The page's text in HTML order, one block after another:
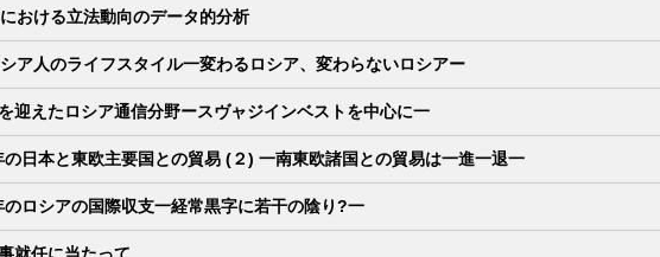
おける立法動向のデータ的分析
ア人のライフスタイル一変わるロシア、変わらないロシアー
迎えたロシア通信分野ースヴャジインベストを中心に一
の日本と東欧主要国との貿易 (２) 一南東欧諸国との貿易は一進一退一
のロシアの国際収支一経常黒字に若干の陰り?一